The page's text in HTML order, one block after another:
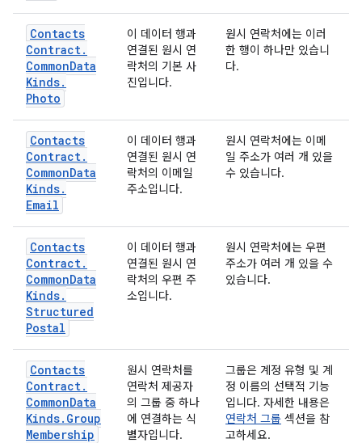
Contacts
Contract.
CommonData
Kinds.
Photo
이 데이터 행과
연결된 원시 연
락처의 기본 사
진입니다.
원시 연락처에는 이러
한 행이 하나만 있습니
다.
Contacts
Contract.
CommonData
Kinds.
Email
이 데이터 행과
연결된 원시 연
락처의 이메일
주소입니다.
원시 연락처에는 이메
일 주소가 여러 개 있을
수 있습니다.
Contacts
Contract.
CommonData
Kinds.
Structured
Postal
이 데이터 행과
연결된 원시 연
락처의 우편 주
소입니다.
원시 연락처에는 우편
주소가 여러 개 있을 수
있습니다.
Contacts
Contract.
CommonData
Kinds. Group
Membership
원시 연락처를
연락처 제공자
의 그룹 중 하나
에 연결하는 식
별자입니다.
그룹은 계정 유형 및 계
정 이름의 선택적 기능
입니다. 자세한 내용은
연락처 그룹 섹션을 참
고하세요.